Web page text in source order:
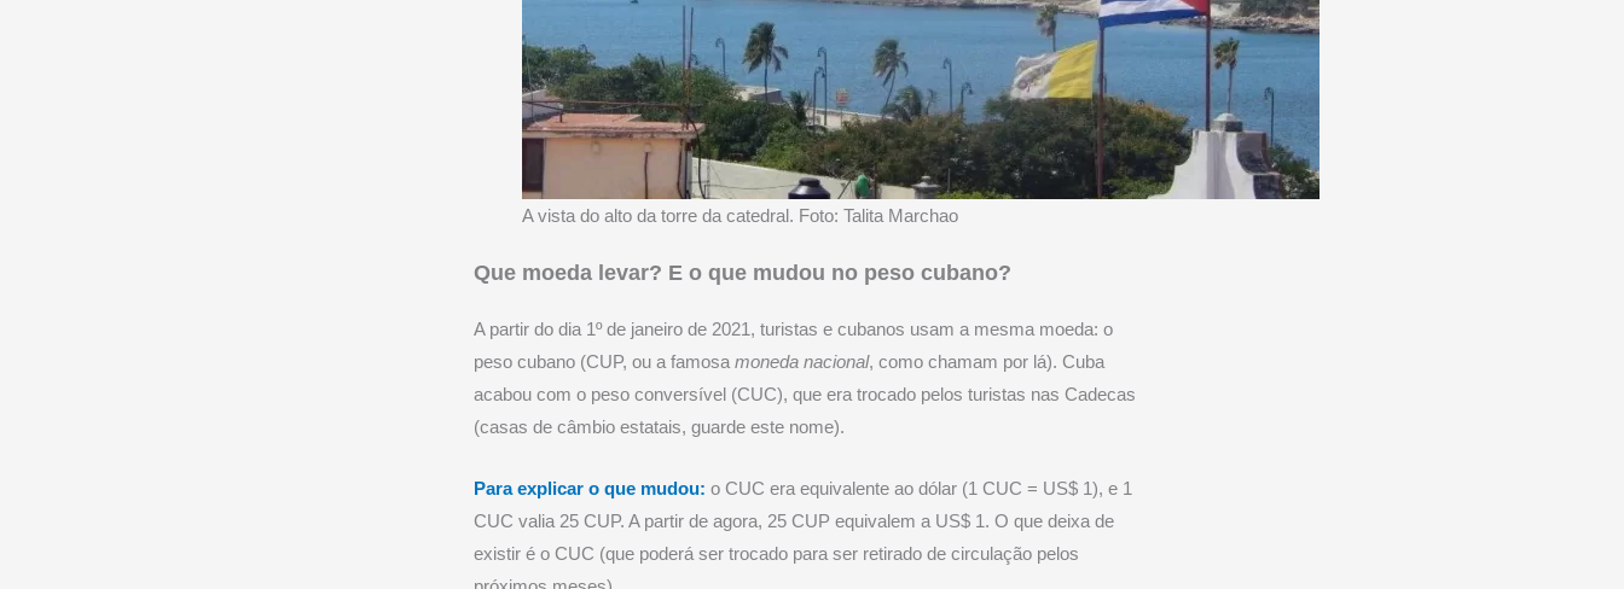
A vista do alto da torre da catedral. Foto: Talita Marchao
Que moeda levar? E o que mudou no peso cubano?
A partir do dia 1º de janeiro de 2021, turistas e cubanos usam a mesma moeda: o
peso cubano (CUP, ou a famosamoneda nacional, como chamam por lá). Cuba
acabou com o peso conversível (CUC), que era trocado pelos turistas nas Cadecas
(casas de câmbio estatais, guarde este nome).
Para explicar o que mudou: o CUC era equivalente ao dólar (1 CUC = US$ 1), e 1
CUC valia 25 CUP. A partir de agora, 25 CUP equivalem a US$ 1. O que deixa de
existir é o CUC (que poderá ser trocado para ser retirado de circulação pelos